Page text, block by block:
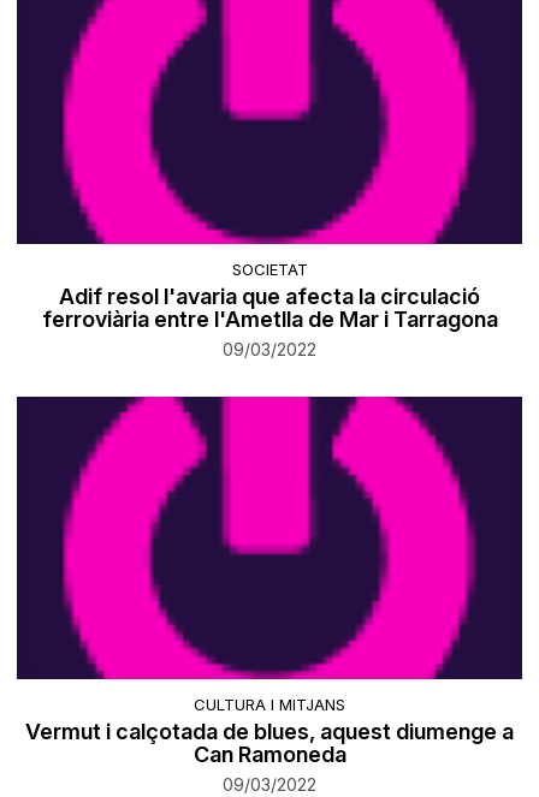
SOCIETAT
Adif resol l'avaria que afecta la circulació
ferroviària entre l'Ametlla de Mar i Tarragona
09/03/2022
CULTURA I MITJANS
Vermut i calçotada de blues, aquest diumenge a
Can Ramoneda
09/03/2022